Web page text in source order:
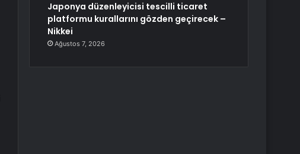
Japonya düzenleyicisi tescilli ticaret
platformu kurallarını gözden geçirecek –
Nikkei
Ağustos 7, 2026